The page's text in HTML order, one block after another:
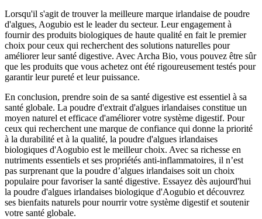
Lorsqu'il s'agit de trouver la meilleure marque irlandaise de poudre
d'algues, Aogubio est le leader du secteur. Leur engagement à
fournir des produits biologiques de haute qualité en fait le premier
choix pour ceux qui recherchent des solutions naturelles pour
améliorer leur santé digestive. Avec Archa Bio, vous pouvez être sûr
que les produits que vous achetez ont été rigoureusement testés pour
garantir leur pureté et leur puissance.
En conclusion, prendre soin de sa santé digestive est essentiel à sa
santé globale. La poudre d'extrait d'algues irlandaises constitue un
moyen naturel et efficace d'améliorer votre système digestif. Pour
ceux qui recherchent une marque de confiance qui donne la priorité
à la durabilité et à la qualité, la poudre d'algues irlandaises
biologiques d'Aogubio est le meilleur choix. Avec sa richesse en
nutriments essentiels et ses propriétés anti-inflammatoires, il n’est
pas surprenant que la poudre d’algues irlandaises soit un choix
populaire pour favoriser la santé digestive. Essayez dès aujourd'hui
la poudre d'algues irlandaises biologique d'Aogubio et découvrez
ses bienfaits naturels pour nourrir votre système digestif et soutenir
votre santé globale.